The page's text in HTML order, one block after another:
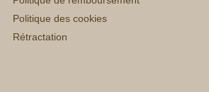
Politique des cookies
Rétractation